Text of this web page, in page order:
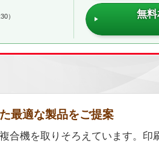
） 無
最適な製品をご提案
合機を取りそろえています。印